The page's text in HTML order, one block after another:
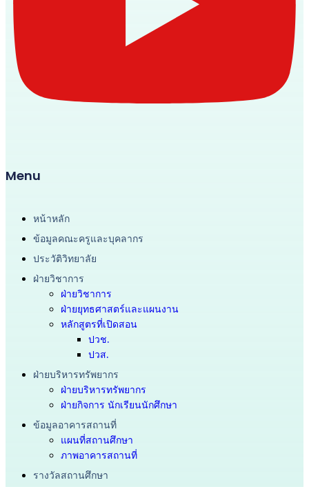
Menu
หน้าหลัก
ข้อมูลคณะครูและบุคลากร
ประวัติวิทยาลัย
ฝ่ายวิชาการ
ฝ่ายวิชาการ
ฝ่ายยุทธศาสตร์และแผนงาน
หลักสูตรที่เปิดสอน
ปวช.
ปวส.
ฝ่ายบริหารทรัพยากร
ฝ่ายบริหารทรัพยากร
ฝ่ายกิจการ นักเรียนนักศึกษา
ข้อมูลอาคารสถานที่
แผนที่สถานศึกษา
ภาพอาคารสถานที่
รางวัลสถานศึกษา